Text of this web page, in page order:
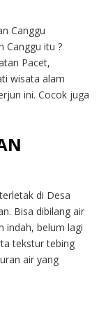
Canggu
Canggu itu ?
Pacet,
wisata alam
ini. Cocok juga
di Desa
Bisa dibilang air
indah, belum lagi
tekstur tebing
air yang